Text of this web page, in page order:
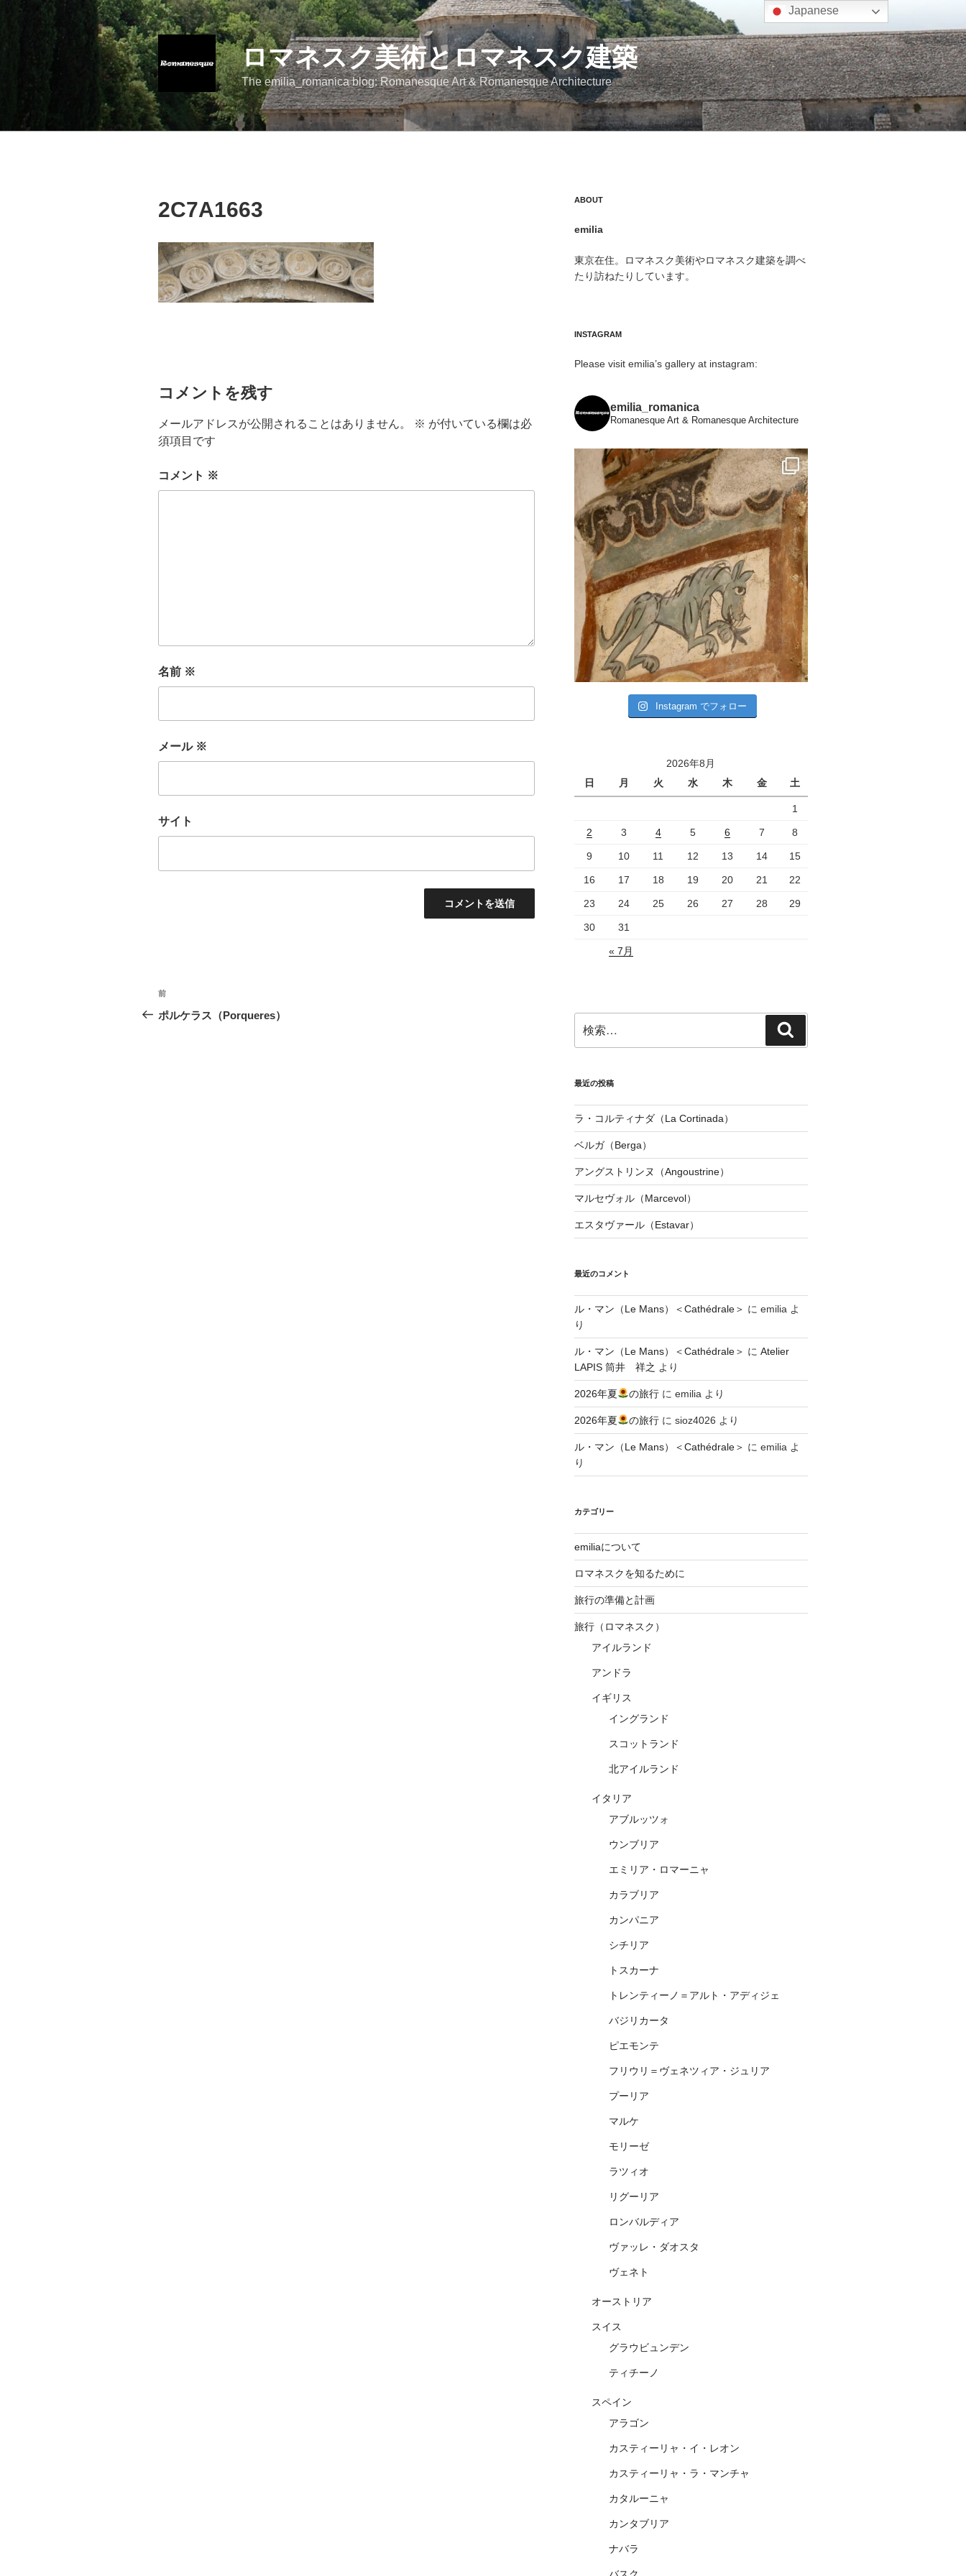
キ
ロマネスク美術とロマネスク建築
The emilia_romanica blog: Romanesque Art & Romanesque Architecture
2C7A1663
コメントを残す
メールアドレスが公開されることはありません。 ※ が付いている欄は必
須項目です
コメント ※
名前 ※
メール ※
サイト
投
稿
前
の
前
ポルケラス（Porqueres）
ABOUT
emilia
東京在住。ロマネスク美術やロマネスク建築を調べ
たり訪ねたりしています。
INSTAGRAM
Please visit emilia’s gallery at instagram:
emilia_romanica
Romanesque Art & Romanesque Architecture
Instagram でフォロー
2026年8月
日
月 火 水 木 金 土
1
2 3 4 5 6 7 8
9 10 11 12 13 14 15
16 17 18 19 20 21 22
23 24 25 26 27 28 29
30 31
« 7月
索:
索
最近の投稿
ラ・コルティナダ（La Cortinada）
ベルガ（Berga）
アングストリンヌ（Angoustrine）
マルセヴォル（Marcevol）
エスタヴァール（Estavar）
最近のコメント
ル・マン（Le Mans）＜Cathédrale＞ に emilia よ
り
ル・マン（Le Mans）＜Cathédrale＞ に Atelier
LAPIS 筒井 祥之 より
2026年夏 の旅行に emilia より
2026年夏 の旅行に sioz4026 より
ル・マン（Le Mans）＜Cathédrale＞ に emilia よ
り
カテゴリー
emiliaについて
ロマネスクを知るために
旅行の準備と計画
旅行（ロマネスク）
アイルランド
アンドラ
イギリス
イングランド
スコットランド
北アイルランド
イタリア
アブルッツォ
ウンブリア
エミリア・ロマーニャ
カラブリア
カンパニア
シチリア
トスカーナ
トレンティーノ＝アルト・アディジェ
バジリカータ
ピエモンテ
フリウリ＝ヴェネツィア・ジュリア
プーリア
マルケ
モリーゼ
ラツィオ
リグーリア
ロンバルディア
ヴァッレ・ダオスタ
ヴェネト
オーストリア
スイス
グラウビュンデン
ティチーノ
スペイン
アラゴン
カスティーリャ・イ・レオン
カスティーリャ・ラ・マンチャ
カタルーニャ
カンタブリア
ナバラ
Japanese